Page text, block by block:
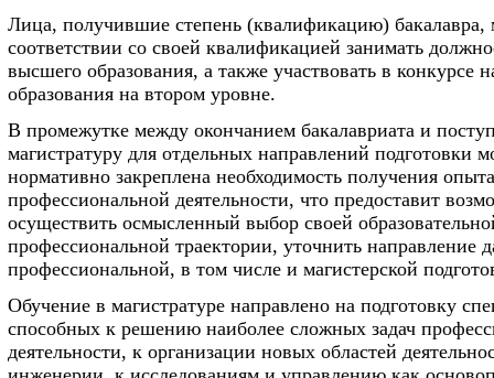
Лица, получившие степень (квалификацию) бакалавра,
соответствии со своей квалификацией занимать
высшего образования, а также участвовать в конкурсе
образования на втором уровне.
В промежутке между окончанием бакалавриата и
магистратуру для отдельных направлений подготовки
нормативно закреплена необходимость получения опыта
профессиональной деятельности, что предоставит
осуществить осмысленный выбор своей
профессиональной траектории, уточнить направление
профессиональной, в том числе и магистерской
Обучение в магистратуре направлено на подготовку
способных к решению наиболее сложных задач
деятельности, к организации новых областей